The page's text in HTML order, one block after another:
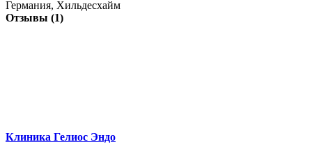
Германия, Хильдесхайм
Отзывы (1)
Клиника Гелиос Эндо